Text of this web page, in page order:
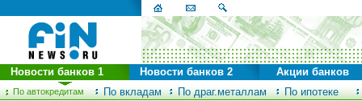
По автокредитам По вкладам По драг.металлам По ипотеке
Новости банков 1 Новости банков 2 Акции банков